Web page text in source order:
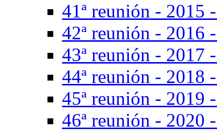
41ª reunión - 2015
42ª reunión - 2016
43ª reunión - 2017
44ª reunión - 2018
45ª reunión - 2019
46ª reunión - 2020